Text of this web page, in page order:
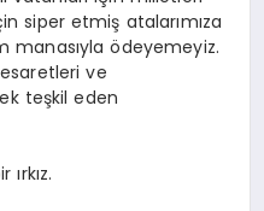
siper etmiş atalarımıza
ödeyemeyiz.
ve
teşkil eden